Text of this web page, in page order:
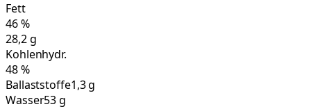
Fett
46%
28,2g
Kohlenhydr.
48%
Ballaststoffe1,3 g
Wasser53 g